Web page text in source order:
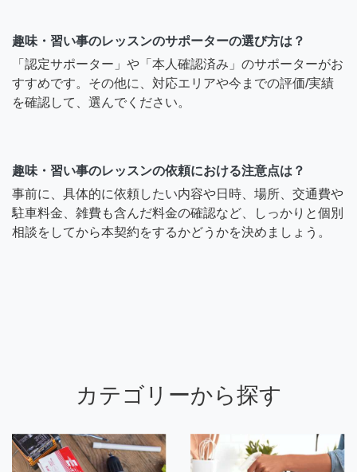
趣味・習い事のレッスンのサポーターの選び方は？
「認定サポーター」や「本人確認済み」のサポーターがお
すすめです。その他に、対応エリアや今までの評価/実績
を確認して、選んでください。
趣味・習い事のレッスンの依頼における注意点は？
事前に、具体的に依頼したい内容や日時、場所、交通費や
駐車料金、雑費も含んだ料金の確認など、しっかりと個別
相談をしてから本契約をするかどうかを決めましょう。
カテゴリーから探す